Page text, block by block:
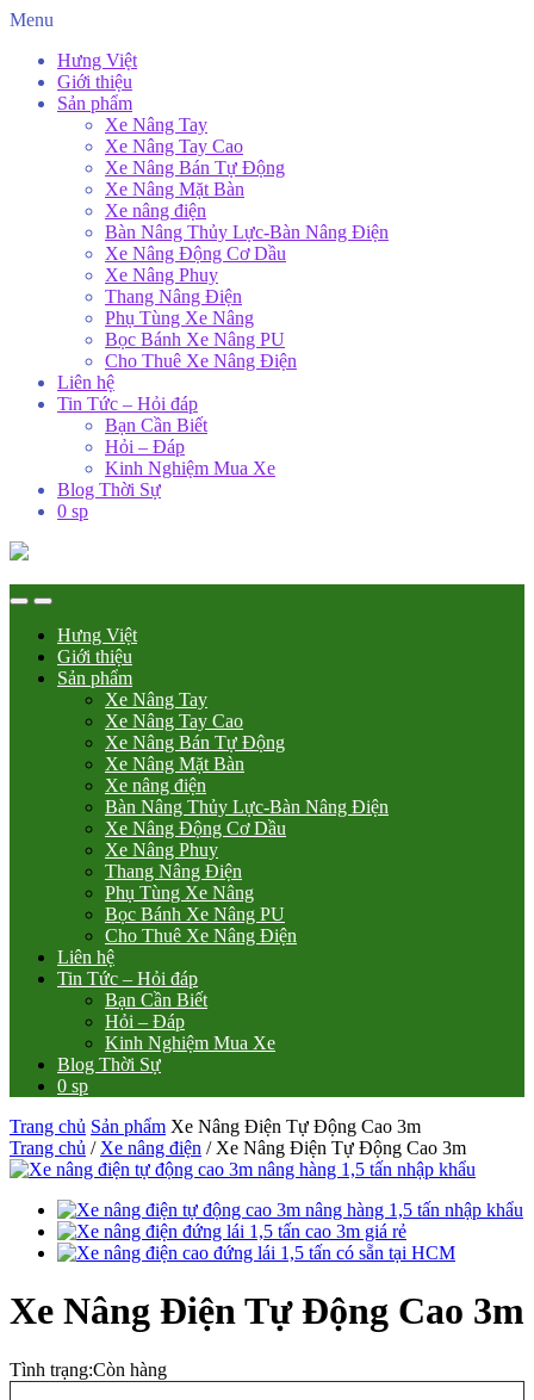
Menu
Hưng Việt
Giới thiệu
Sản phẩm
Xe Nâng Tay
Xe Nâng Tay Cao
Xe Nâng Bán Tự Động
Xe Nâng Mặt Bàn
Xe nâng điện
Bàn Nâng Thủy Lực-Bàn Nâng Điện
Xe Nâng Động Cơ Dầu
Xe Nâng Phuy
Thang Nâng Điện
Phụ Tùng Xe Nâng
Bọc Bánh Xe Nâng PU
Cho Thuê Xe Nâng Điện
Liên hệ
Tin Tức – Hỏi đáp
Bạn Cần Biết
Hỏi – Đáp
Kinh Nghiệm Mua Xe
Blog Thời Sự
0 sp
Hưng Việt
Giới thiệu
Sản phẩm
Xe Nâng Tay
Xe Nâng Tay Cao
Xe Nâng Bán Tự Động
Xe Nâng Mặt Bàn
Xe nâng điện
Bàn Nâng Thủy Lực-Bàn Nâng Điện
Xe Nâng Động Cơ Dầu
Xe Nâng Phuy
Thang Nâng Điện
Phụ Tùng Xe Nâng
Bọc Bánh Xe Nâng PU
Cho Thuê Xe Nâng Điện
Liên hệ
Tin Tức – Hỏi đáp
Bạn Cần Biết
Hỏi – Đáp
Kinh Nghiệm Mua Xe
Blog Thời Sự
0 sp
Trang chủ Sản phẩm Xe Nâng Điện Tự Động Cao 3m
Trang chủ / Xe nâng điện / Xe Nâng Điện Tự Động Cao 3m
Xe Nâng Điện Tự Động Cao 3m
Tình trạng:Còn hàng